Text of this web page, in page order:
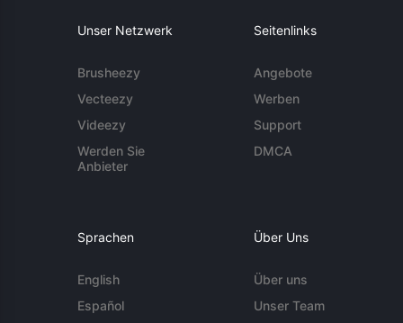
Unser Netzwerk
Brusheezy
Vecteezy
Videezy
Werden Sie
Anbieter
Seitenlinks
Angebote
Werben
Support
DMCA
Sprachen
English
Español
Über Uns
Über uns
Unser Team